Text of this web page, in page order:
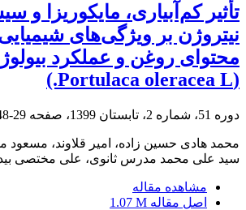
تأثیر کم‌آبیاری، مایکوریزا و
نیتروژن بر ویژگی‌های
محتوای روغن و عملکرد
(Portulaca oleracea L.)
دوره 51، شماره 2، تابستان 1399، صفحه 29-48
محمد هادی حسین زاده، امیر قلاوند، مسعود
سید علی محمد مدرس ثانوی، علی مختصی
مشاهده مقاله
اصل مقاله 1.07 M